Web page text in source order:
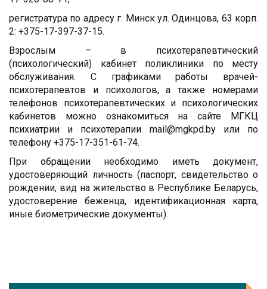
регистратура по адресу г. Минск ул. Одинцова, 63 корп.
2: +375-17-397-37-15.
Взрослым – в психотерапевтический
(психологический) кабинет поликлиники по месту
обслуживания. С графиками работы врачей-
психотерапевтов и психологов, а также номерами
телефонов психотерапевтических и психологических
кабинетов можно ознакомиться на сайте МГКЦ
психиатрии и психотерапии mail@mgkpd.by или по
телефону +375-17-351-61-74.
При обращении необходимо иметь документ,
удостоверяющий личность (паспорт, свидетельство о
рождении, вид на жительство в Республике Беларусь,
удостоверение беженца, идентификационная карта,
иные биометрические документы).